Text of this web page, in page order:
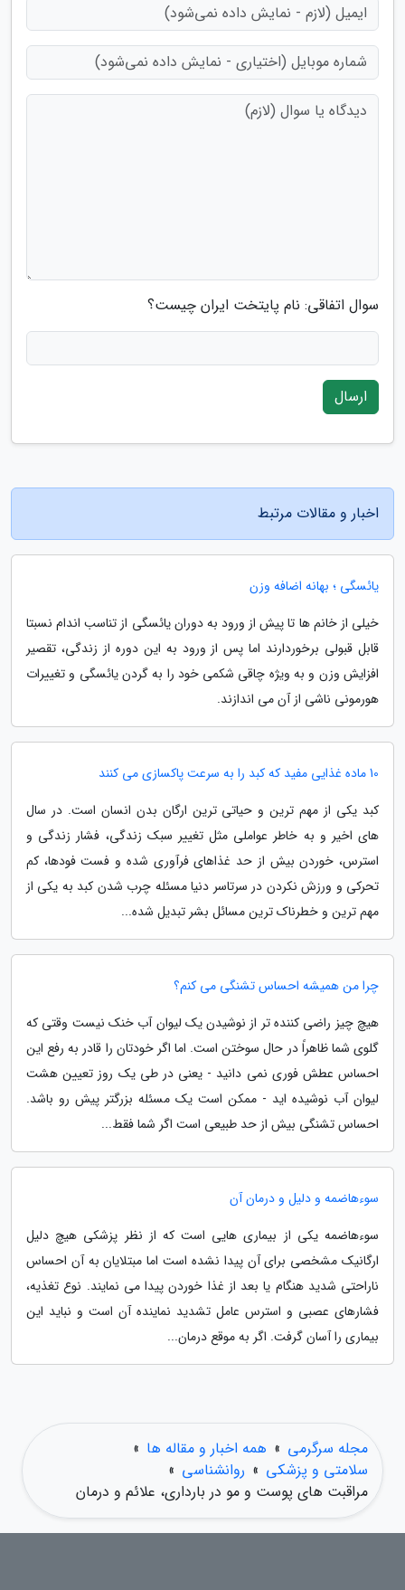
سوال اتفاقی: نام پایتخت ایران چیست؟
ارسال
اخبار و مقالات مرتبط
یائسگی ؛ بهانه اضافه وزن
خیلی از خانم ها تا پیش از ورود به دوران یائسگی از تناسب اندام نسبتا
قابل قبولی برخوردارند اما پس از ورود به این دوره از زندگی، تقصیر
افزایش وزن و به ویژه چاقی شکمی خود را به گردن یائسگی و تغییرات
هورمونی ناشی از آن می اندازند.
10 ماده غذایی مفید که کبد را به سرعت پاکسازی می کنند
کبد یکی از مهم ترین و حیاتی ترین ارگان بدن انسان است. در سال
های اخیر و به خاطر عواملی مثل تغییر سبک زندگی، فشار زندگی و
استرس، خوردن بیش از حد غذاهای فرآوری شده و فست فودها، کم
تحرکی و ورزش نکردن در سرتاسر دنیا مسئله چرب شدن کبد به یکی از
مهم ترین و خطرناک ترین مسائل بشر تبدیل شده...
چرا من همیشه احساس تشنگی می کنم؟
هیچ چیز راضی کننده تر از نوشیدن یک لیوان آب خنک نیست وقتی که
گلوی شما ظاهراً در حال سوختن است. اما اگر خودتان را قادر به رفع این
احساس عطش فوری نمی دانید - یعنی در طی یک روز تعیین هشت
لیوان آب نوشیده اید - ممکن است یک مسئله بزرگتر پیش رو باشد.
احساس تشنگی بیش از حد طبیعی است اگر شما فقط...
سوءهاضمه و دلیل و درمان آن
سوءهاضمه یکی از بیماری هایی است که از نظر پزشکی هیچ دلیل
ارگانیک مشخصی برای آن پیدا نشده است اما مبتلایان به آن احساس
ناراحتی شدید هنگام یا بعد از غذا خوردن پیدا می نمایند. نوع تغذیه،
فشارهای عصبی و استرس عامل تشدید نماینده آن است و نباید این
بیماری را آسان گرفت. اگر به موقع درمان...
مجله سرگرمی » همه اخبار و مقاله ها »
سلامتی و پزشکی » روانشناسی »
مراقبت های پوست و مو در بارداری، علائم و درمان